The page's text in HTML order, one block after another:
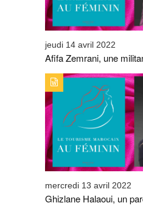
jeudi 14 avril 2022
Afifa Zemrani, une
TYPE DE PUBLICATION :
GHIZLANE HALAOUI, UN
mercredi 13 avril 2022
Ghizlane Halaoui, un